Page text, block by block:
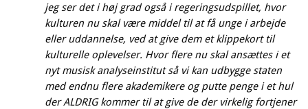
jeg ser det i høj grad også i regeringsudspillet, hvor
kulturen nu skal være middel til at få unge i arbejde
eller uddannelse, ved at give dem et klippekort til
kulturelle oplevelser. Hvor flere nu skal ansættes i et
nyt musisk analyseinstitut så vi kan udbygge staten
med endnu flere akademikere og putte penge i et hul
der ALDRIG kommer til at give de der virkelig fortjener